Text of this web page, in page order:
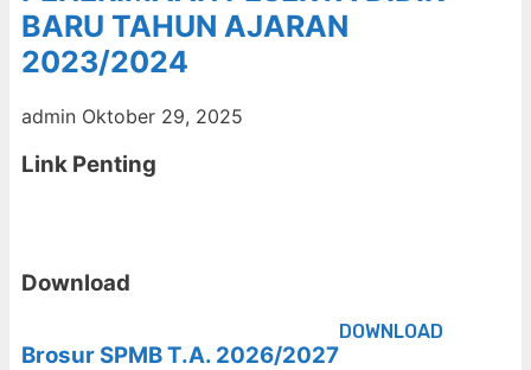
BARU TAHUN AJARAN
2023/2024
admin Oktober 29, 2025
Link Penting
Download
Brosur SPMB T.A. 2026/2027
DOWNLOAD